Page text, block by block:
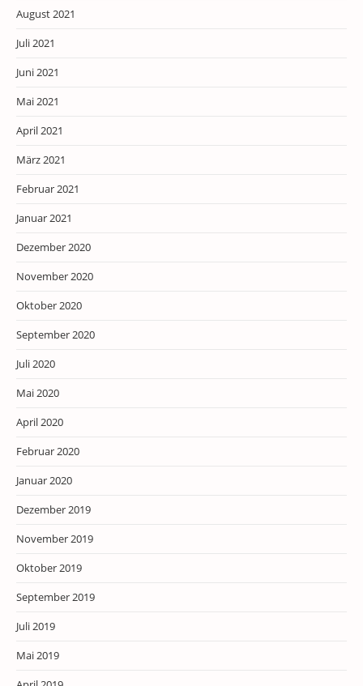
August 2021
Juli 2021
Juni 2021
Mai 2021
April 2021
März 2021
Februar 2021
Januar 2021
Dezember 2020
November 2020
Oktober 2020
September 2020
Juli 2020
Mai 2020
April 2020
Februar 2020
Januar 2020
Dezember 2019
November 2019
Oktober 2019
September 2019
Juli 2019
Mai 2019